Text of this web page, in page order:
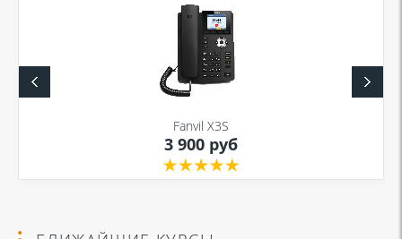
Fanvil X3S
3 900 руб